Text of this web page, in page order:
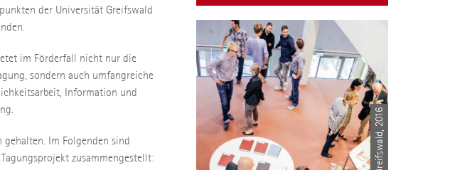
der Universität Greifswald
im Förderfall nicht nur die
sondern auch umfangreiche
Information und
Im Folgenden sind
zusammengestellt: